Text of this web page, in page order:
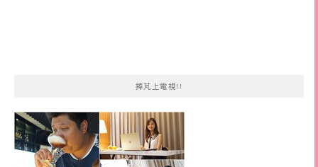
捧芃上電視!!